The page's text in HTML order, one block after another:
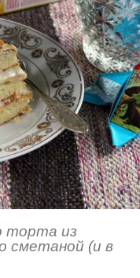
торта из
сметаной (и в